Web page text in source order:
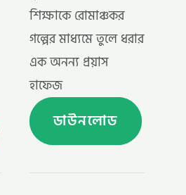
শিক্ষাকে রোমাঞ্চকর
গল্পের মাধ্যমে তুলে ধরার
এক অনন্য প্রয়াস
হাফেজ
ডাউনলোড